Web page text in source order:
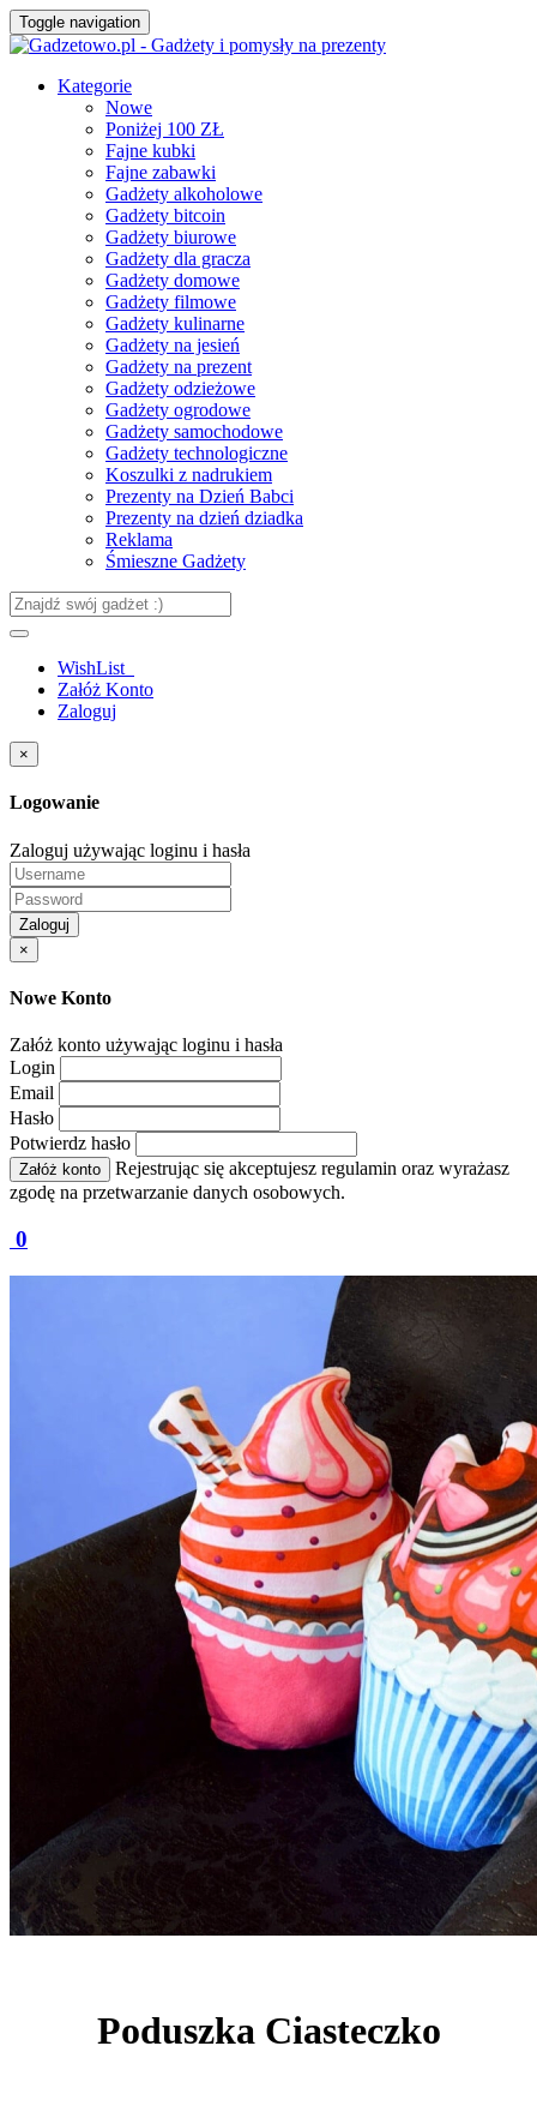
Toggle navigation
Kategorie
Nowe
Poniżej 100 ZŁ
Fajne kubki
Fajne zabawki
Gadżety alkoholowe
Gadżety bitcoin
Gadżety biurowe
Gadżety dla gracza
Gadżety domowe
Gadżety filmowe
Gadżety kulinarne
Gadżety na jesień
Gadżety na prezent
Gadżety odzieżowe
Gadżety ogrodowe
Gadżety samochodowe
Gadżety technologiczne
Koszulki z nadrukiem
Prezenty na Dzień Babci
Prezenty na dzień dziadka
Reklama
Śmieszne Gadżety
WishList
Załóż Konto
Zaloguj
×
Logowanie
Zaloguj używając loginu i hasła
Zaloguj
×
Nowe Konto
Załóż konto używając loginu i hasła
Login
Email
Hasło
Potwierdz hasło
Załóż konto
Rejestrując się akceptujesz regulamin oraz wyrażasz
zgodę na przetwarzanie danych osobowych.
0
Poduszka Ciasteczko